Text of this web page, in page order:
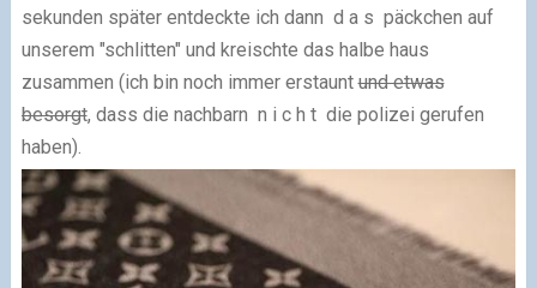
sekunden später entdeckte ich dann d a s päckchen auf
unserem "schlitten" und kreischte das halbe haus
zusammen (ich bin noch immer erstauntund etwas
besorgt, dass die nachbarn n i c h t die polizei gerufen
haben).